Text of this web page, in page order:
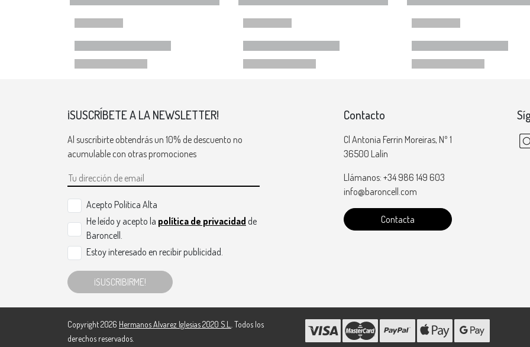
¡SUSCRÍBETE A LA NEWSLETTER!
Al suscribirte obtendrás un 10% de descuento no
acumulable con otras promociones
Acepto Politica Alta
He leído y acepto la política de privacidad de
Baroncell.
Estoy interesado en recibir publicidad.
¡SUSCRIBIRME!
Contacto
Cl Antonia Ferrin Moreiras, Nº 1
36500 Lalín
Llámanos: +34 986 149 603
info@baroncell.com
Contacta
Copyright 2026 Hermanos Alvarez Iglesias 2020 S.L.
. Todos los
derechos reservados.